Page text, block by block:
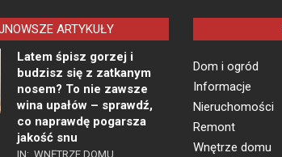
ARTYKUŁY
Latem śpisz gorzej i
budzisz się z zatkanym
nosem? To nie zawsze
wina upałów – sprawdź,
co naprawdę pogarsza
jakość snu
IN: WNĘTRZE DOMU
Dom i ogród
Informacje
Nieruchomości
Remont
Wnętrze domu